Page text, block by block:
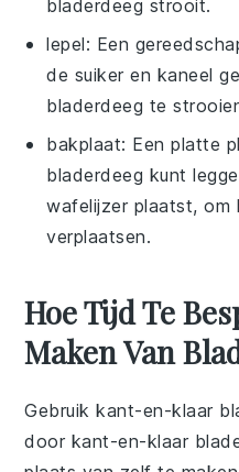
bladerdeeg strooit.
lepel: Een
de suiker en kaneel
bladerdeeg te
bakplaat: Een platte
bladerdeeg kunt
wafelijzer plaatst, om
verplaatsen.
Hoe Tijd Te
Maken Van
Gebruik kant-en-klaar
door kant-en-klaar